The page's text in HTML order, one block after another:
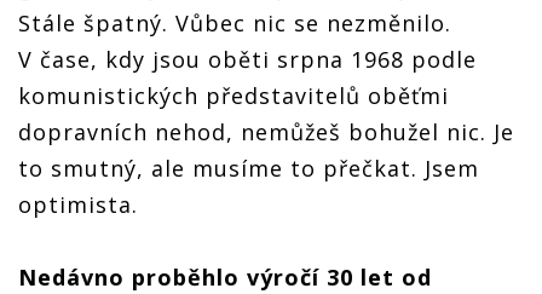
Stále špatný. Vůbec nic se nezměnilo.
V čase, kdy jsou oběti srpna 1968 podle
komunistických představitelů oběťmi
dopravních nehod, nemůžeš bohužel nic. Je
to smutný, ale musíme to přečkat. Jsem
optimista.
Nedávno proběhlo výročí 30 let od